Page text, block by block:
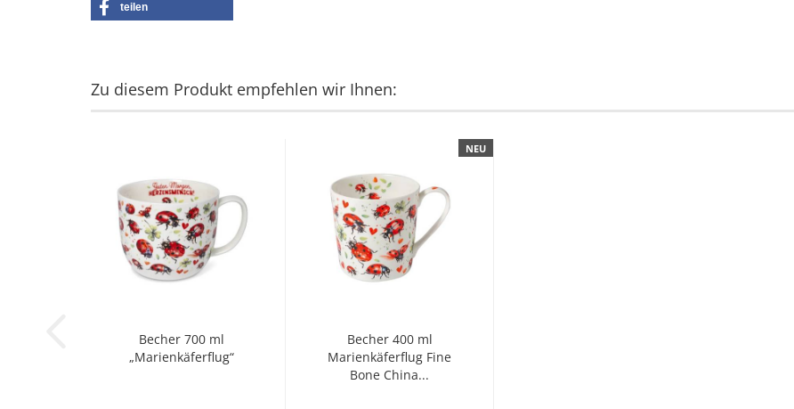
teilen
Zu diesem Produkt empfehlen wir Ihnen:
Becher 700 ml
„Marienkäferflug“
NEU
Becher 400 ml
Marienkäferflug Fine
Bone China...